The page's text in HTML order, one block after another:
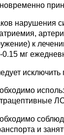
нарушения
к
0.15 мг
исключить
и